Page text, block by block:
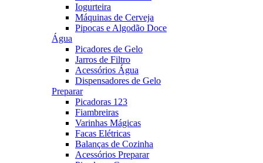
Iogurteira
Máquinas de Cerveja
Pipocas e Algodão Doce
Água
Picadores de Gelo
Jarros de Filtro
Acessórios Água
Dispensadores de Gelo
Preparar
Picadoras 123
Fiambreiras
Varinhas Mágicas
Facas Elétricas
Balanças de Cozinha
Acessórios Preparar